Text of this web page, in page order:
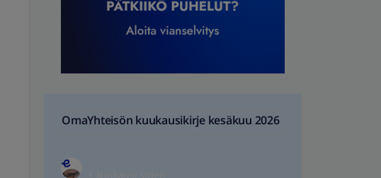
OmaYhteisön kuukausikirje kesäkuu 2026